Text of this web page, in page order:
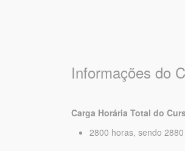
Informações do
Carga Horária Total do
2800 horas, sendo